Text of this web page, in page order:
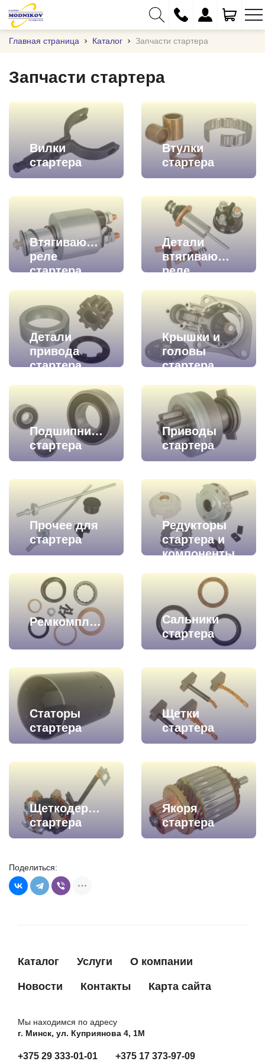
+375 (17) 373-97-09
+375 (29) 262-61-18
info@modnikov.com
Главная страница Каталог Запчасти стартера
Запчасти стартера
Вилки
стартера
Втулки
стартера
Втягивающие
реле
стартера
Детали
втягивающего
реле
Детали
привода
стартера
Крышки и
головы
стартера
Подшипники
стартера
Приводы
стартера
Прочее для
стартера
Редукторы
стартера и
компоненты
Ремкомплекты
Сальники
стартера
Статоры
стартера
Щетки
стартера
Щеткодержатели
стартера
Якоря
стартера
Поделиться:
Каталог Услуги О компании
Новости Контакты Карта сайта
Мы находимся по адресу
г. Минск, ул. Куприянова 4, 1М
+375 29 333-01-01 +375 17 373-97-09